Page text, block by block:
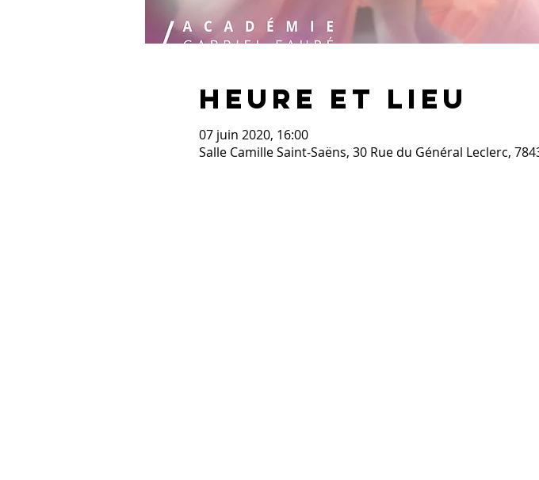
Heure et lieu
07 juin 2020, 16:00
Salle Camille Saint-Saëns, 30 Rue du Général Leclerc,